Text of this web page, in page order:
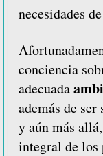
necesidades
conciencia
adecuada
además de
y aún más
integral de los